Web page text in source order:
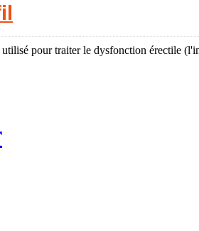
pour traiter le dysfonction érectile